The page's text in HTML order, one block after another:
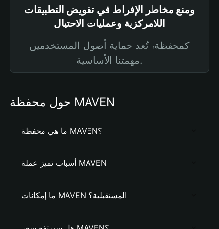
ومنع مخاطر الإفراط في تفويض التطبيقات
اللامركزية وعمليات الاحتيال
كمحفظة، تُعد حماية أصول المستخدمين
مهمتنا الأساسية.
حول محفظة MAVEN
ما هي محفظة MAVEN؟
أسباب تميز عملة MAVEN
ما إمكانات MAVEN المستقبلية؟